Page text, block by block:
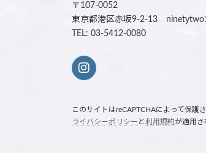
〒107-0052
東京都港区赤坂9-2-13
TEL: 03-5412-0080
このサイトはreCAPTCHAによって保護
ライバシーポリシー と利用規約が適用さ